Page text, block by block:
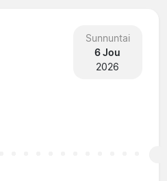
Sunnuntai
6 Jou
2026